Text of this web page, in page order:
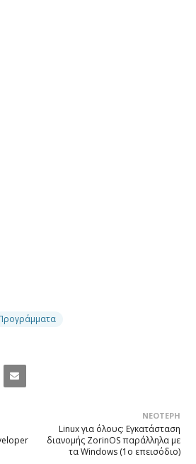
Προγράμματα
ΝΕΌΤΕΡΗ
Linux για όλους: Εγκατάσταση
διανομής ZorinOS παράλληλα με
τα Windows (1ο επεισόδιο)